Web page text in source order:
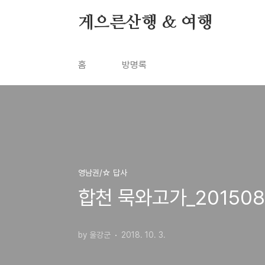
게으른산행 & 여행
홈 방명록
영남권/☆ 답사
합천 묵와고가
by 울강군 2018. 10. 3.